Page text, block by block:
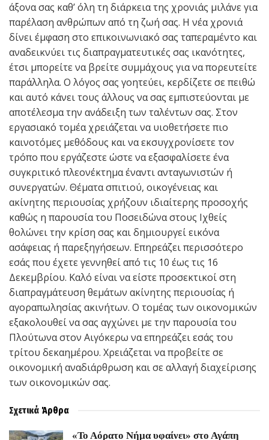
άξονα σας καθ’ όλη τη διάρκεια της χρονιάς μιλάνε για
παρέλαση ανθρώπων από τη ζωή σας. Η νέα χρονιά
δίνει έμφαση στο επικοινωνιακό σας ταπεραμέντο και
αναδεικνύει τις διαπραγματευτικές σας ικανότητες,
έτσι μπορείτε να βρείτε συμμάχους για να πορευτείτε
παράλληλα. Ο λόγος σας γοητεύει, κερδίζετε σε πειθώ
και αυτό κάνει τους άλλους να σας εμπιστεύονται με
αποτέλεσμα την ανάδειξη των ταλέντων σας. Στον
εργασιακό τομέα χρειάζεται να υιοθετήσετε πιο
καινοτόμες μεθόδους και να εκσυγχρονίσετε τον
τρόπο που εργάζεστε ώστε να εξασφαλίσετε ένα
συγκριτικό πλεονέκτημα έναντι ανταγωνιστών ή
συνεργατών. Θέματα σπιτιού, οικογένειας και
ακίνητης περιουσίας χρήζουν ιδιαίτερης προσοχής
καθώς η παρουσία του Ποσειδώνα στους Ιχθείς
θολώνει την κρίση σας και δημιουργεί εικόνα
ασάφειας ή παρεξηγήσεων. Επηρεάζει περισσότερο
εσάς που έχετε γεννηθεί από τις 10 έως τις 16
Δεκεμβρίου. Καλό είναι να είστε προσεκτικοί στη
διαπραγμάτευση θεμάτων ακίνητης περιουσίας ή
αγοραπωλησίας ακινήτων. Ο τομέας των οικονομικών
εξακολουθεί να σας αγχώνει με την παρουσία του
Πλούτωνα στον Αιγόκερω να επηρεάζει εσάς του
τρίτου δεκαημέρου. Χρειάζεται να προβείτε σε
οικονομική αναδιάρθρωση και σε αλλαγή διαχείρισης
των οικονομικών σας.
Σχετικά Άρθρα
«Το Αόρατο Νήμα υφαίνει» στο Αγάπη